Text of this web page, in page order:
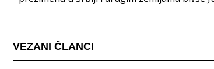
VEZANI ČLANCI